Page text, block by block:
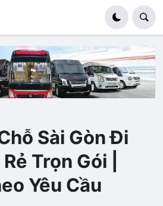
Sài Gòn Đi
Trọn Gói |
Yêu Cầu